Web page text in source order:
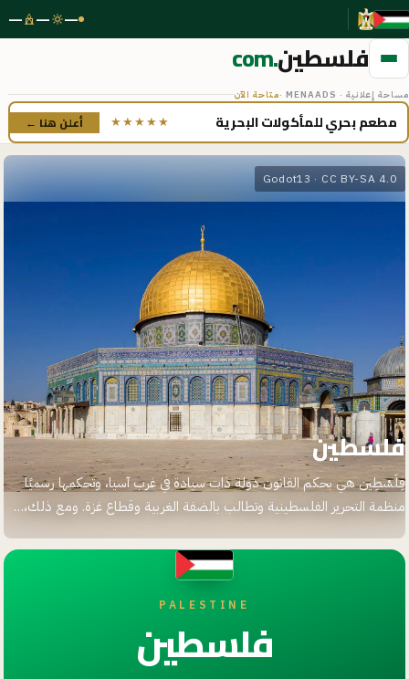
—
—
—
فلسطين.com
مساحة إعلانية · MENAADS · متاحة الآن
مطعم بحري للمأكولات البحرية ★★★★★ أعلن هنا ←
Godot13 · CC BY-SA 4.0
فلسطين
فِلَسْطِين هي بحكم القانون دولة ذات سيادة في غرب آسيا، وتحكمها رسميًا
منظمة التحرير الفلسطينية وتطالب بالضفة الغربية وقطاع غزة. ومع ذلك،…
PALESTINE
فلسطين